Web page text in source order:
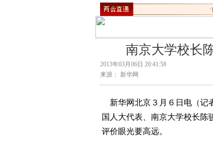
南京大学校长
2013年03月06日 20:41:58
来源： 新华网
新华网北京３月６日电（记
国人大代表、南京大学校长陈
评价眼光要高远。